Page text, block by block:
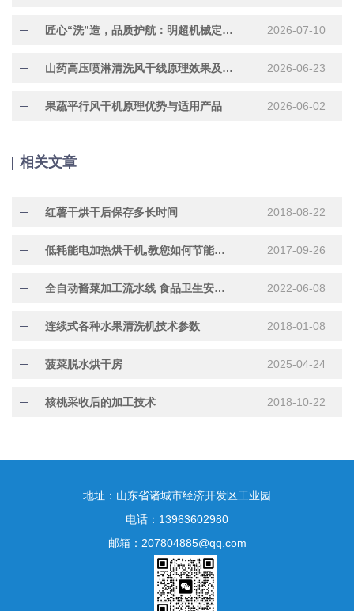
匠心“洗”造，品质护航：明超机械定制化304不锈钢水果清洗机正在加紧赶制中 2026-07-10
山药高压喷淋清洗风干线原理效果及适用产品 2026-06-23
果蔬平行风干机原理优势与适用产品 2026-06-02
相关文章
红薯干烘干后保存多长时间 2018-08-22
低耗能电加热烘干机,教您如何节能环保 2017-09-26
全自动酱菜加工流水线 食品卫生安全让诸城明超为大众解忧 2022-06-08
连续式各种水果清洗机技术参数 2018-01-08
菠菜脱水烘干房 2025-04-24
核桃采收后的加工技术 2018-10-22
地址：山东省诸城市经济开发区工业园
电话：13963602980
邮箱：207804885@qq.com